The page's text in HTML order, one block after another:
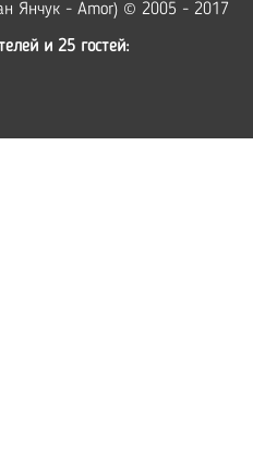
Янчук - Amor) © 2005 - 2017
и 25 гостей: